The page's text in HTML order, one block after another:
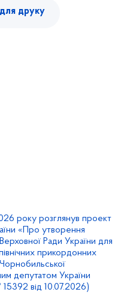
для друку
року розглянув проект
«Про утворення
Верховної Ради України для
прикордонних
Чорнобильської
депутатом України
від 10.07.2026)